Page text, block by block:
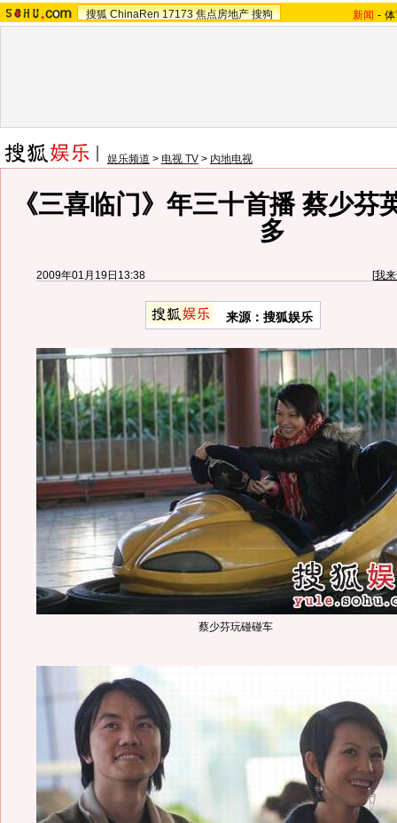
搜狐 ChinaRen 17173 焦点房地产 搜狗 新闻 -
娱乐频道 > 电视 TV > 内地电视
《三喜临门》年三十首播 蔡少芬
多
2009年01月19日13:38 [我
来源：搜狐娱乐
蔡少芬玩碰碰车